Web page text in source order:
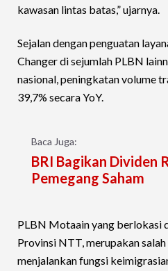
kawasan lintas batas,” ujarnya.
Sejalan dengan penguatan
Changer di sejumlah PLBN
nasional, peningkatan volume
39,7% secara YoY.
Baca Juga:
BRI Bagikan Dividen
Pemegang Saham
PLBN Motaain yang berlokasi
Provinsi NTT, merupakan
menjalankan fungsi